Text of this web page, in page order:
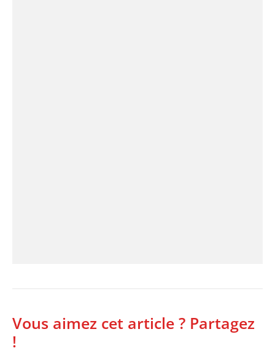
Vous aimez cet article ? Partagez
!